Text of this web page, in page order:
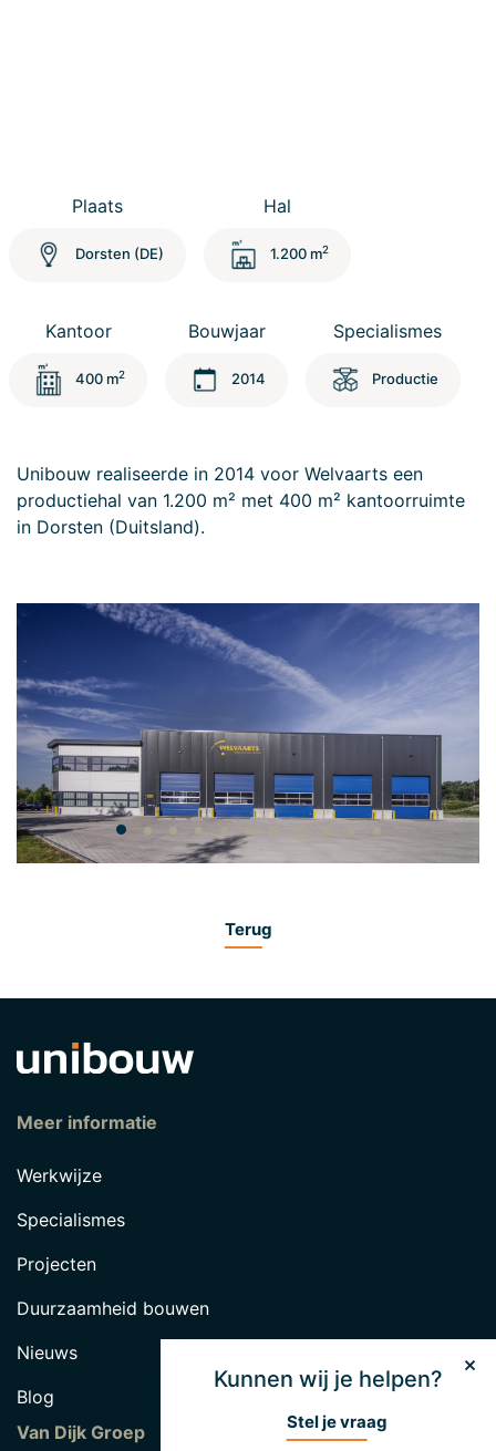
Kunnen wij je helpen?
Stel je vraag
Plaats
Dorsten (DE)
Hal
1.200 m2
Kantoor
400 m2
Bouwjaar
2014
Specialismes
Productie
Unibouw realiseerde in 2014 voor Welvaarts een
productiehal van 1.200 m² met 400 m² kantoorruimte
in Dorsten (Duitsland).
Terug
Meer informatie
Werkwijze
Specialismes
Projecten
Duurzaamheid bouwen
Nieuws
Blog
Van Dijk Groep